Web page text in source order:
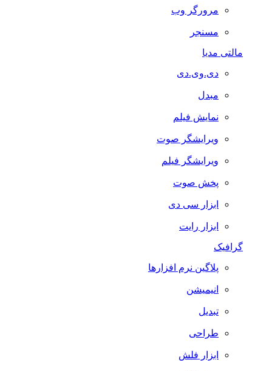
مرورگر وب
مسنجر
مالتی مدیا
دی.وی.دی
مبدل
نمایش فیلم
ویرایشگر صوت
ویرایشگر فیلم
پخش صوت
ابزار سی دی
ابزار رایت
گرافیک
پلاگین نرم افزارها
انیمیشن
تبدیل
طراحی
ابزار فلش